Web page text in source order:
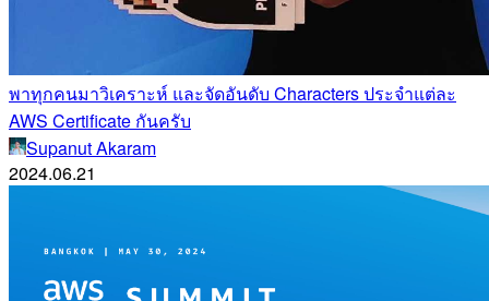
พาทุกคนมาวิเคราะห์ และจัดอันดับ Characters ประจำแต่ละ
AWS Certificate กันครับ
Supanut Akaram
2024.06.21